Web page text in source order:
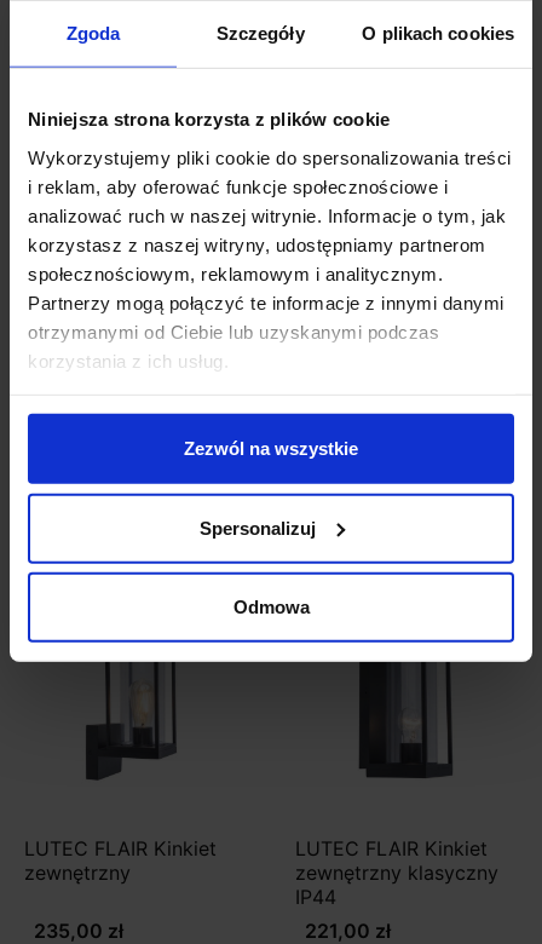
Zgoda Szczegóły O plikach cookies
Niniejsza strona korzysta z plików cookie
Wykorzystujemy pliki cookie do spersonalizowania treści
i reklam, aby oferować funkcje społecznościowe i
analizować ruch w naszej witrynie. Informacje o tym, jak
korzystasz z naszej witryny, udostępniamy partnerom
społecznościowym, reklamowym i analitycznym.
Partnerzy mogą połączyć te informacje z innymi danymi
otrzymanymi od Ciebie lub uzyskanymi podczas
korzystania z ich usług.
Zezwól na wszystkie
Spersonalizuj
Odmowa
ilość źródeł / rodzaj trzonka: 1 x E27 2W
max moc źródła: 2 W
napięcie: 3,7 V
kolor lampy: czarny
materiał: aluminium/szkło
IP: IP44
wbudowana bateria 1500 mAh LIB
wbudowany czujnik ruchu
Dodatkowe informacje:
Kąt wykrywania 120°
Odległość do 10m
Szczegóły produktu
LUTEC FLAIR Kinkiet
zewnętrzny
235,00 zł
LUTEC FLAIR Kinkiet
zewnętrzny klasyczny
IP44
221,00 zł